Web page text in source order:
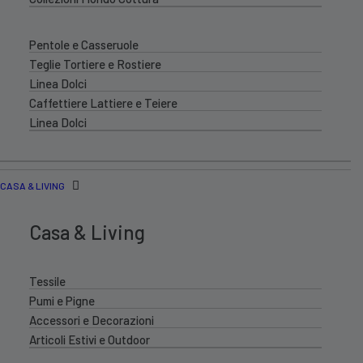
Pentole e Casseruole
Teglie Tortiere e Rostiere
Linea Dolci
Caffettiere Lattiere e Teiere
Linea Dolci
CASA & LIVING
Casa & Living
Tessile
Pumi e Pigne
Accessori e Decorazioni
Articoli Estivi e Outdoor